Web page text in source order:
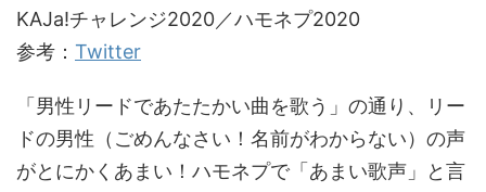
KAJa!チャレンジ2020／ハモネプ2020
参考： Twitter
「男性リードであたたかい曲を歌う」の通り、リー
ドの男性（ごめんなさい！名前がわからない）の声
がとにかくあまい！ハモネプで「あまい歌声」と言